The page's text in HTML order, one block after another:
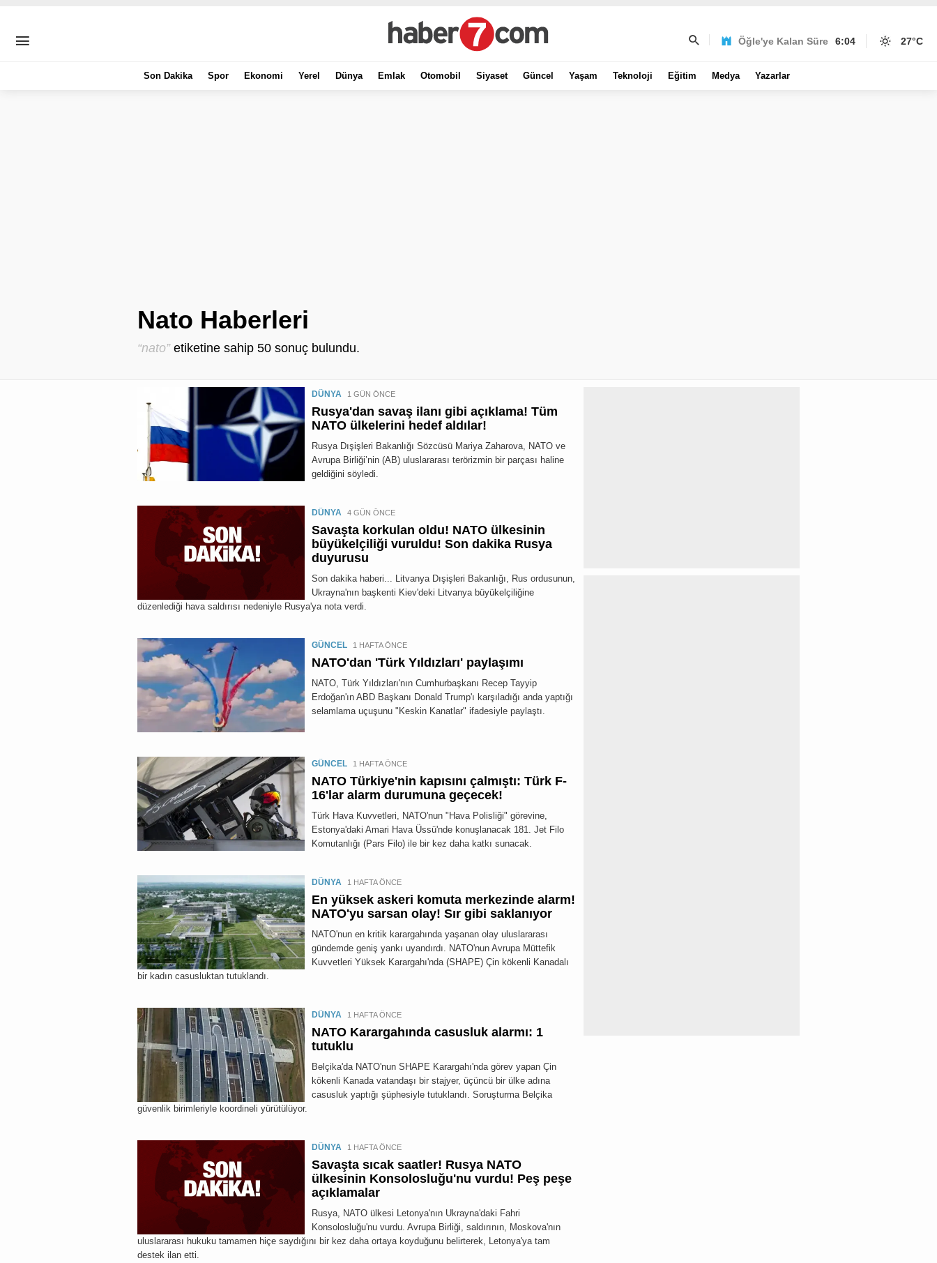
Öğle'ye Kalan Süre 6:04 27°C
Son Dakika Spor Ekonomi Yerel Dünya Emlak Otomobil Siyaset Güncel Yaşam Teknoloji Eğitim Medya Yazarlar
Nato Haberleri
“nato”etiketine sahip 50 sonuç bulundu.
DÜNYA 1 GÜN ÖNCE
Rusya'dan savaş ilanı gibi açıklama! Tüm
NATO ülkelerini hedef aldılar!
Rusya Dışişleri Bakanlığı Sözcüsü Mariya Zaharova, NATO ve
Avrupa Birliği’nin (AB) uluslararası terörizmin bir parçası haline
geldiğini söyledi.
DÜNYA 4 GÜN ÖNCE
Savaşta korkulan oldu! NATO ülkesinin
büyükelçiliği vuruldu! Son dakika Rusya
duyurusu
Son dakika haberi... Litvanya Dışişleri Bakanlığı, Rus ordusunun,
Ukrayna'nın başkenti Kiev'deki Litvanya büyükelçiliğine
düzenlediği hava saldırısı nedeniyle Rusya'ya nota verdi.
GÜNCEL 1 HAFTA ÖNCE
NATO'dan 'Türk Yıldızları' paylaşımı
NATO, Türk Yıldızları'nın Cumhurbaşkanı Recep Tayyip
Erdoğan'ın ABD Başkanı Donald Trump'ı karşıladığı anda yaptığı
selamlama uçuşunu "Keskin Kanatlar" ifadesiyle paylaştı.
GÜNCEL 1 HAFTA ÖNCE
NATO Türkiye'nin kapısını çalmıştı: Türk F-
16'lar alarm durumuna geçecek!
Türk Hava Kuvvetleri, NATO'nun "Hava Polisliği" görevine,
Estonya'daki Amari Hava Üssü'nde konuşlanacak 181. Jet Filo
Komutanlığı (Pars Filo) ile bir kez daha katkı sunacak.
DÜNYA 1 HAFTA ÖNCE
En yüksek askeri komuta merkezinde alarm!
NATO'yu sarsan olay! Sır gibi saklanıyor
NATO'nun en kritik karargahında yaşanan olay uluslararası
gündemde geniş yankı uyandırdı. NATO'nun Avrupa Müttefik
Kuvvetleri Yüksek Karargahı'nda (SHAPE) Çin kökenli Kanadalı
bir kadın casusluktan tutuklandı.
DÜNYA 1 HAFTA ÖNCE
NATO Karargahında casusluk alarmı: 1
tutuklu
Belçika'da NATO'nun SHAPE Karargahı'nda görev yapan Çin
kökenli Kanada vatandaşı bir stajyer, üçüncü bir ülke adına
casusluk yaptığı şüphesiyle tutuklandı. Soruşturma Belçika
güvenlik birimleriyle koordineli yürütülüyor.
DÜNYA 1 HAFTA ÖNCE
Savaşta sıcak saatler! Rusya NATO
ülkesinin Konsolosluğu'nu vurdu! Peş peşe
açıklamalar
Rusya, NATO ülkesi Letonya'nın Ukrayna'daki Fahri
Konsolosluğu'nu vurdu. Avrupa Birliği, saldırının, Moskova'nın
uluslararası hukuku tamamen hiçe saydığını bir kez daha ortaya koyduğunu belirterek, Letonya'ya tam
destek ilan etti.